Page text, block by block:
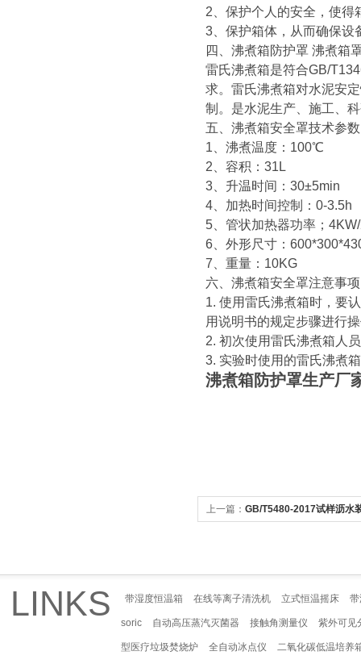
2、保护个人的安全，使得
3、保护箱体，从而确保设
四、沸煮箱防护罩 沸煮箱
雷氏沸煮箱是符合GB/
求。雷氏沸煮箱对水泥安
制。是水泥生产、施工、
五、沸煮箱安全罩技术参
1、沸煮温度：100℃
2、容积：31L
3、升温时间：30±5min
4、加热时间控制：0-3.5h
5、管状加热器功率；
6、外形尺寸：
7、重量：10KG
六、沸煮箱安全罩注意事
1. 使用雷氏沸煮箱时，要
用说明书的规定步骤进行
2. 初次使用雷氏沸煮箱人
3. 实验时使用的雷氏沸煮
沸煮箱防护罩生产厂
上一篇： GB/T5480-2017试样沥水
LINKS 带湿度恒温箱 在线等离子清洗机 立式恒温摇床
soric 自动高压蒸汽灭菌器 接触角测量仪 紫外可见
型医疗垃圾焚烧炉 全自动冰点仪 二氧化碳低温培养